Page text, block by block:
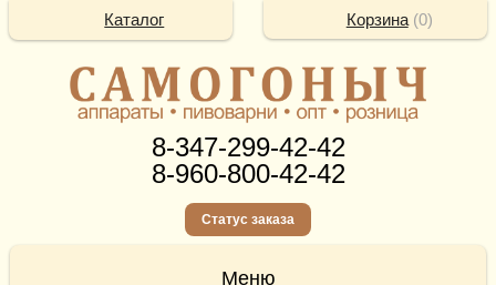
8-347-299-42-42
8-960-800-42-42
Статус заказа
Корзина(0)
Каталог